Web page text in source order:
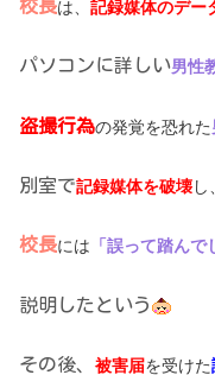
校長は、 記録媒体のデー
パソコンに詳しい男性
盗撮行為の発覚を恐れた
別室で記録媒体を破壊し、
校長には 「誤って踏んで
説明したという
その後、 被害届を受けた